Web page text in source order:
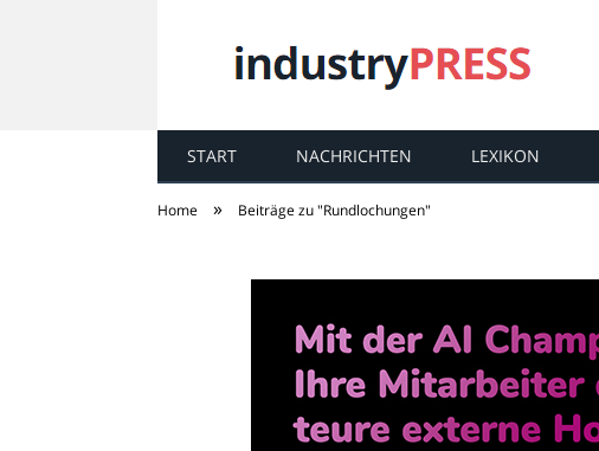
industryPRESS
START NACHRICHTEN LEXIKON
Home » Beiträge zu "Rundlochungen"